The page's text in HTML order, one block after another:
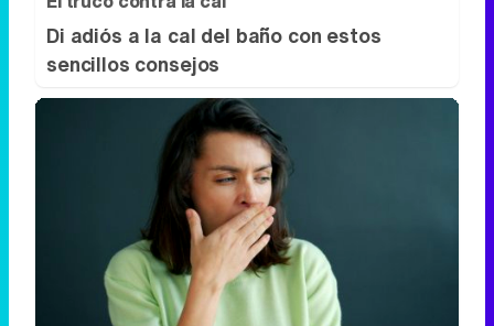
Di adiós a la cal del baño con estos
sencillos consejos